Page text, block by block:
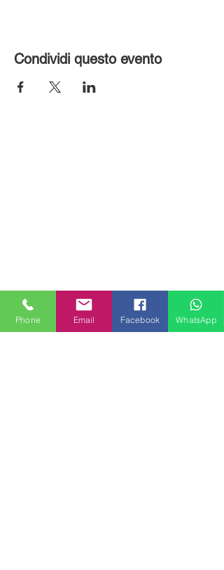
Condividi questo evento
MILANHOUSES
Phone Email Facebook WhatsApp